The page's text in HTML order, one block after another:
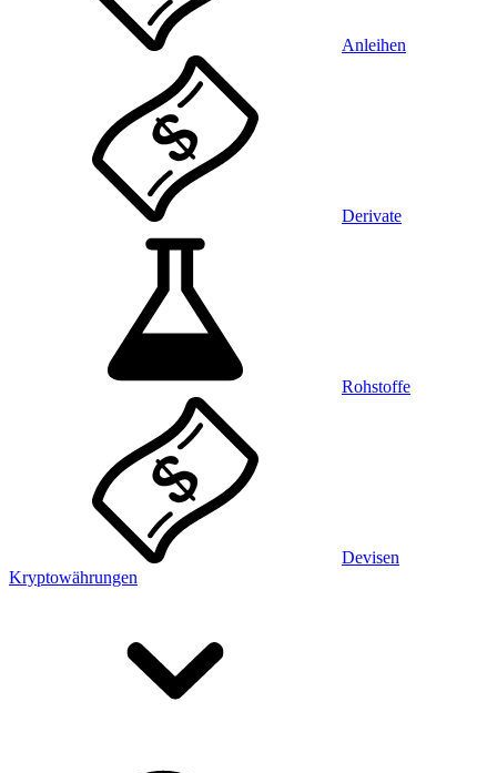
Anleihen
Derivate
Rohstoffe
Devisen
Kryptowährungen